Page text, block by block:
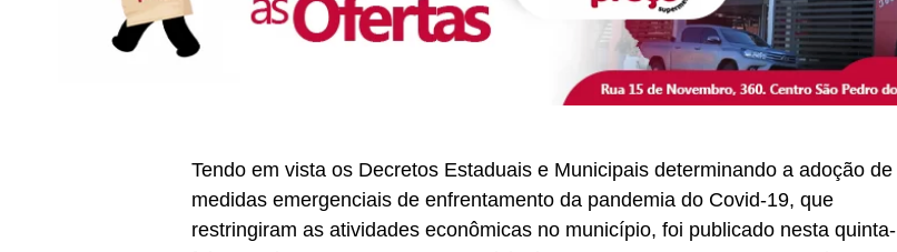
Tendo em vista os Decretos Estaduais e Municipais determinando a adoção de
medidas emergenciais de enfrentamento da pandemia do Covid-19, que
restringiram as atividades econômicas no município, foi publicado nesta quinta-